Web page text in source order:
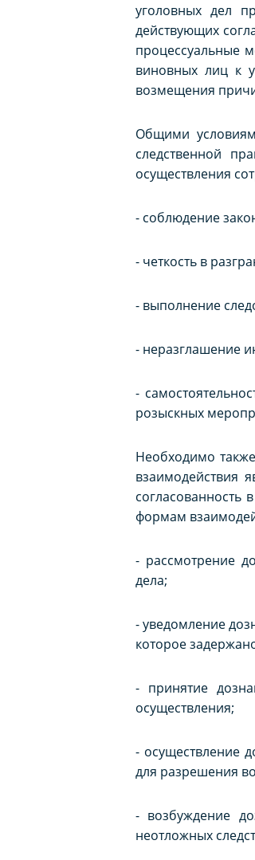
уголовных дел
действующих
процессуальные
виновных лиц к
возмещения
Общими
следственной
осуществления
- соблюдение
- четкость в
- выполнение
- неразглашение
-
розыскных
Необходимо
взаимодействия
согласованность
формам
- рассмотрение
дела;
- уведомление
которое
- принятие
осуществления;
- осуществление
для разрешения
- возбуждение
неотложных